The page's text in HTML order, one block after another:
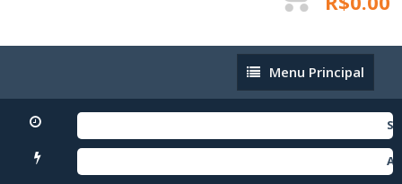
Menu
Principal
Menu Principal